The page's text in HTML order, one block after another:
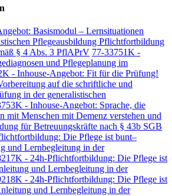
Basismodul – Lernsituationen
Pflegeausbildung Pflichtfortbildung
§ 4 Abs. 3 PflAPrV 77-33751K -
und Pflegeplanung im
- Inhouse-Angebot: Fit für die Prüfung!
auf die schriftliche und
in der generalistischen
- Inhouse-Angebot: Sprache, die
mit Menschen mit Demenz verstehen und
für Betreuungskräfte nach § 43b SGB
Die Pflege ist bunt–
und Lernbegleitung in der
- 24h-Pflichtfortbildung: Die Pflege ist
und Lernbegleitung in der
- 24h-Pflichtfortbildung: Die Pflege ist
und Lernbegleitung in der